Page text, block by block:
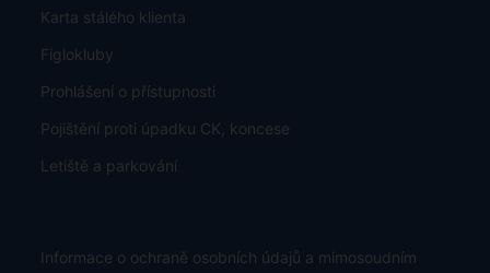
Karta stálého klienta
Figlokluby
Prohlášení o přístupnosti
Pojištění proti úpadku CK, koncese
Letiště a parkování
Informace o ochraně osobních údajů a mimosoudním